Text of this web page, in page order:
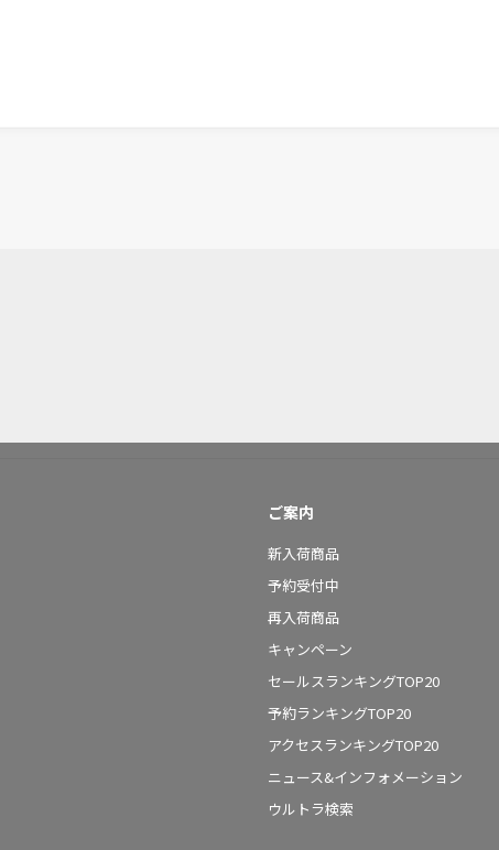
ご案内
新入荷商品
予約受付中
再入荷商品
キャンペーン
セールスランキングTOP20
予約ランキングTOP20
アクセスランキングTOP20
ニュース&インフォメーション
ウルトラ検索